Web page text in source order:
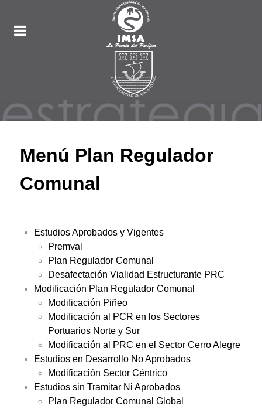
Menú Plan Regulador
Comunal
Estudios Aprobados y Vigentes
Premval
Plan Regulador Comunal
Desafectación Vialidad Estructurante PRC
Modificación Plan Regulador Comunal
Modificación Piñeo
Modificación al PCR en los Sectores
Portuarios Norte y Sur
Modificación al PRC en el Sector Cerro Alegre
Estudios en Desarrollo No Aprobados
Modificación Sector Céntrico
Estudios sin Tramitar Ni Aprobados
Plan Regulador Comunal Global